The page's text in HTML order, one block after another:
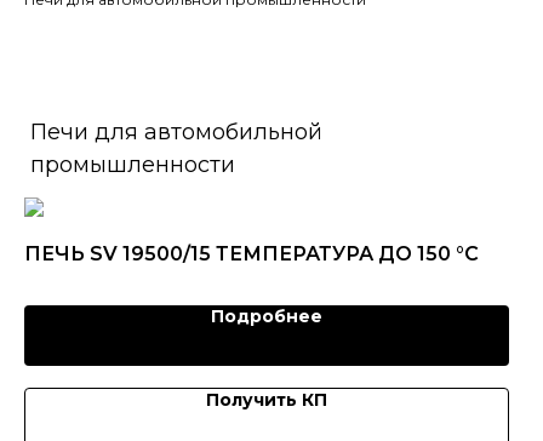
Печи для автомобильной
промышленности
ПЕЧЬ SV 19500/15 ТЕМПЕРАТУРА ДО 150 °C
Подробнее
Получить КП